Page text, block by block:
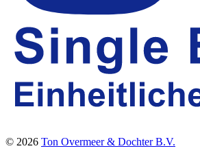
© 2026 Ton Overmeer & Dochter B.V.